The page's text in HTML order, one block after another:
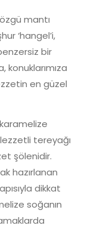
mantı
‘hangel’i,
bir
konuklarımıza
en güzel
tereyağı
şölenidir.
hazırlanan
dikkat
soğanın